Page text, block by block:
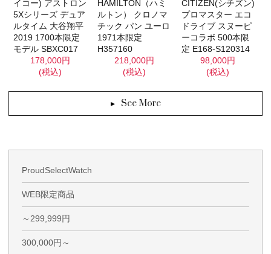
イコー) アストロン
5Xシリーズ デュア
ルタイム 大谷翔平
2019 1700本限定
モデル SBXC017
178,000円
(税込)
HAMILTON（ハミ
ルトン） クロノマ
チック パン ユーロ
1971本限定
H357160
218,000円
(税込)
CITIZEN(シチズン)
プロマスター エコ
ドライブ スヌーピ
ーコラボ 500本限
定 E168-S120314
98,000円
(税込)
See More
ProudSelectWatch
WEB限定商品
～299,999円
300,000円～